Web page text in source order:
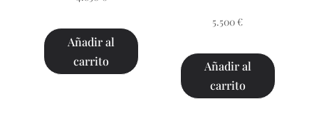
Añadir al
carrito
5.500 €
Añadir al
carrito